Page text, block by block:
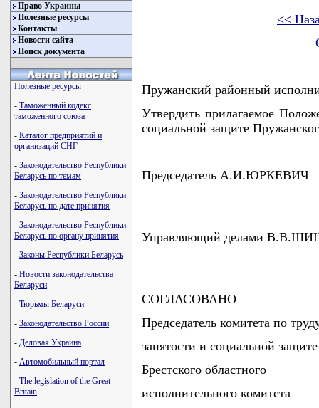
Право Украины
Полезные ресурсы
Контакты
Новости сайта
Поиск документа
Полезные ресурсы
- Таможенный кодекс
таможенного союза
- Каталог предприятий и
организаций СНГ
- Законодательство Республики
Беларусь по темам
- Законодательство Республики
Беларусь по дате принятия
- Законодательство Республики
Беларусь по органу принятия
- Законы Республики Беларусь
- Новости законодательства
Беларуси
- Тюрьмы Беларуси
- Законодательство России
- Деловая Украина
- Автомобильный портал
- The legislation of the Great
Britain
<<
Пружанский районный
Утвердить прилагаемое
социальной защите
Председатель А.И.ЮРКЕВИЧ
Управляющий делами
СОГЛАСОВАНО
Председатель комитета по
занятости и социальной защите
Брестского областного
исполнительного комитета